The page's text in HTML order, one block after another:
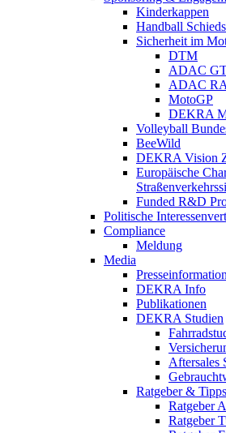
Kinderkappen
Handball
Sicherheit im
DTM
ADAC
ADAC
MotoGP
DEKRA
Volleyball
BeeWild
DEKRA Vision
Europäische
Funded R&D
Politische
Compliance
Meldung
Media
DEKRA Info
Publikationen
DEKRA Studien
Aftersales
Ratgeber & Tipps
Ratgeber
Ratgeber